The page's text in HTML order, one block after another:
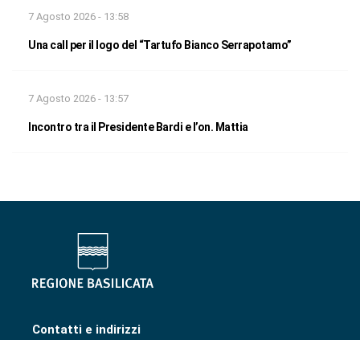
7 Agosto 2026 - 13:58
Una call per il logo del “Tartufo Bianco Serrapotamo”
7 Agosto 2026 - 13:57
Incontro tra il Presidente Bardi e l’on. Mattia
Contatti e indirizzi